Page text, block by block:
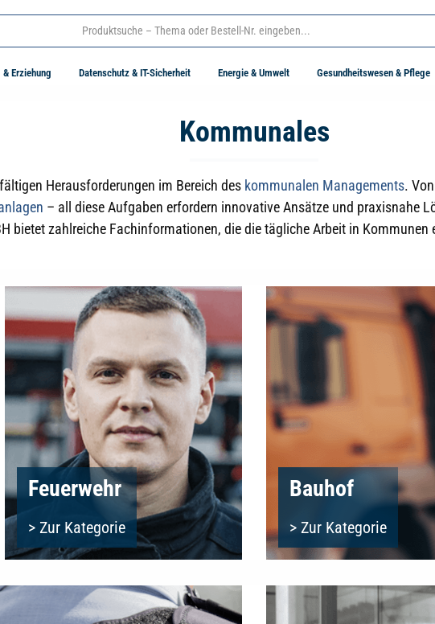
Erziehung Datenschutz & IT-Sicherheit Energie & Umwelt Gesundheitswesen & Pflege
Kommunales
Herausforderungen im Bereich des kommunalen Managements.
– all diese Aufgaben erfordern innovative Ansätze und praxisnahe
bietet zahlreiche Fachinformationen, die die tägliche Arbeit in
Feuerwehr
> Zur Kategorie
Bauhof
> Zur Kategorie